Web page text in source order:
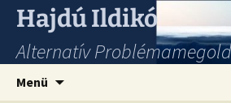
Hajdú Ildikó
Alternatív
Menü